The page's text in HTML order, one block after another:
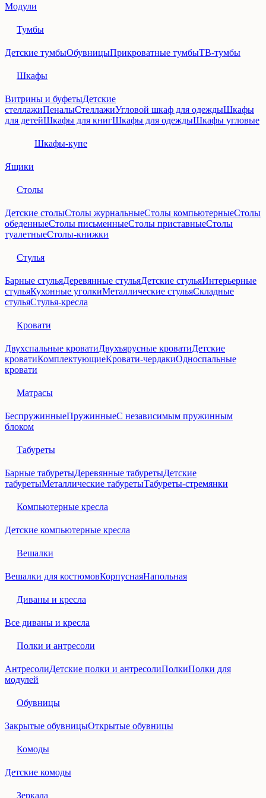
Модули
Тумбы
Детские тумбыОбувницыПрикроватные тумбыТВ-тумбы
Шкафы
Витрины и буфетыДетские
стеллажиПеналыСтеллажиУгловой шкаф для одеждыШкафы
для детейШкафы для книгШкафы для одеждыШкафы угловые
Шкафы-купе
Ящики
Столы
Детские столыСтолы журнальныеСтолы компьютерныеСтолы
обеденныеСтолы письменныеСтолы приставныеСтолы
туалетныеСтолы-книжки
Стулья
Барные стульяДеревянные стульяДетские стульяИнтерьерные
стульяКухонные уголкиМеталлические стульяСкладные
стульяСтулья-кресла
Кровати
Двухспальные кроватиДвухъярусные кроватиДетские
кроватиКомплектующиеКровати-чердакиОдноспальные
кровати
Матрасы
БеспружинныеПружинныеС независимым пружинным
блоком
Табуреты
Барные табуретыДеревянные табуретыДетские
табуретыМеталлические табуретыТабуреты-стремянки
Компьютерные кресла
Детские компьютерные кресла
Вешалки
Вешалки для костюмовКорпуснаяНапольная
Диваны и кресла
Все диваны и кресла
Полки и антресоли
АнтресолиДетские полки и антресолиПолкиПолки для
модулей
Обувницы
Закрытые обувницыОткрытые обувницы
Комоды
Детские комоды
Зеркала